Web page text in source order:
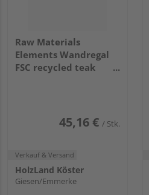
Raw Materials
Elements Wandregal
FSC recycled teak
45,16 € / Stk.
Verkauf & Versand
HolzLand Köster
Giesen/Emmerke